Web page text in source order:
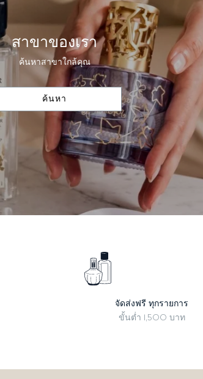
สาขาของเรา
ค้นหาสาขาใกล้คุณ
ค้นหา
จัดส่งฟรี ทุกรายการ
ขั้นต่ำ 1,500 บาท